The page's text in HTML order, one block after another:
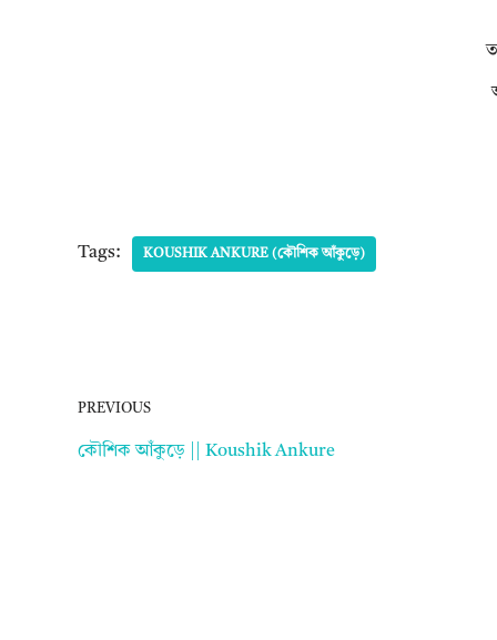
Tags: KOUSHIK ANKURE (কৌশিক আঁকুড়ে)
PREVIOUS
কৌশিক আঁকুড়ে || Koushik Ankure